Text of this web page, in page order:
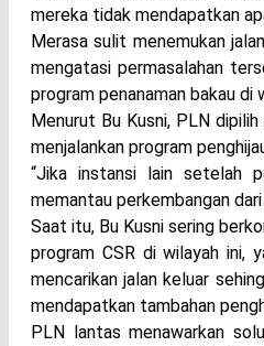
mereka tidak mendapatkan
Merasa sulit menemukan
mengatasi permasalahan
program penanaman bakau di
Menurut Bu Kusni, PLN
menjalankan program
“Jika instansi lain setelah
memantau perkembangan
Saat itu, Bu Kusni sering
program CSR di wilayah ini,
mencarikan jalan keluar
mendapatkan tambahan
PLN lantas menawarkan